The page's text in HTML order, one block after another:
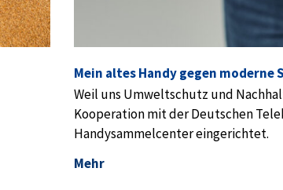
Mein altes Handy gegen moderne
Weil uns Umweltschutz und
Kooperation mit der Deutschen
Handysammelcenter eingerichtet.
Mehr